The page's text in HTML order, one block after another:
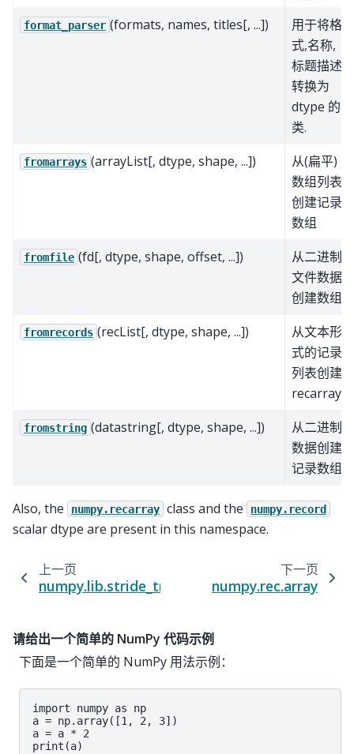
format_parser (formats, names, titles[, ...])
用于将格
式,名称,
标题描述
转换为
dtype 的
类.
fromarrays (arrayList[, dtype, shape, ...])
从(扁平)
数组列表
创建记录
数组
fromfile (fd[, dtype, shape, offset, ...])
从二进制
文件数据
创建数组
fromrecords (recList[, dtype, shape, ...])
从文本形
式的记录
列表创建
recarray.
fromstring (datastring[, dtype, shape, ...])
从二进制
数据创建
记录数组
Also, the numpy.recarray class and the numpy.record
scalar dtype are present in this namespace.
上一页
numpy.lib.stride_tricks.sliding_window_view
下一页
numpy.rec.array
请给出一个简单的 NumPy 代码示例
下面是一个简单的 NumPy 用法示例：
import numpy as np
a = np.array([1, 2, 3])
a = a * 2
print(a)